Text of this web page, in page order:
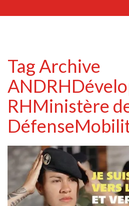
Tag Archive
ANDRH
RHMinistère
Défense